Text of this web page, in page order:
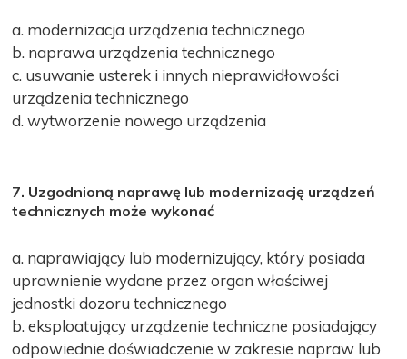
a. modernizacja urządzenia technicznego
b. naprawa urządzenia technicznego
c. usuwanie usterek i innych nieprawidłowości
urządzenia technicznego
d. wytworzenie nowego urządzenia
7. Uzgodnioną naprawę lub modernizację urządzeń
technicznych może wykonać
a. naprawiający lub modernizujący, który posiada
uprawnienie wydane przez organ właściwej
jednostki dozoru technicznego
b. eksploatujący urządzenie techniczne posiadający
odpowiednie doświadczenie w zakresie napraw lub